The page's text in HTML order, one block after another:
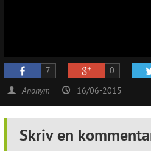
7 0
Anonym
16/06-2015
Skriv en